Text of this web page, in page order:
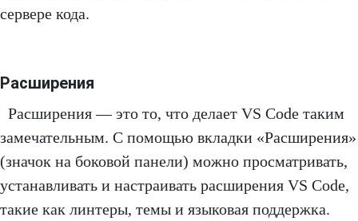
сервере кода.
Расширения
Расширения — это то, что делает VS Code таким
замечательным. С помощью вкладки «Расширения»
(значок на боковой панели) можно просматривать,
устанавливать и настраивать расширения VS Code,
такие как линтеры, темы и языковая поддержка.